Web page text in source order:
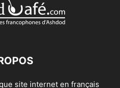
site internet en français